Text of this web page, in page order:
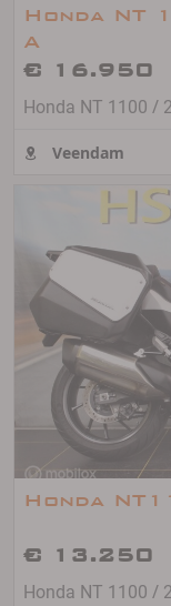
Honda NT
A
€ 16.950
Honda NT 1100 /
Veendam
Honda
€ 13.250
Honda NT 1100 /